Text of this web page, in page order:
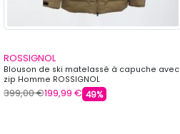
ROSSIGNOL
Blouson de ski matelassé à capuche avec
zip Homme ROSSIGNOL
399,00 €199,99 € 49%